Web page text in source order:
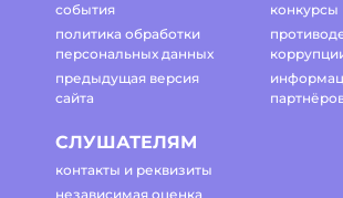
события
политика обработки
персональных данных
предыдущая версия
сайта
конкурсы
СЛУШАТЕЛЯМ
контакты и реквизиты
независимая оценка